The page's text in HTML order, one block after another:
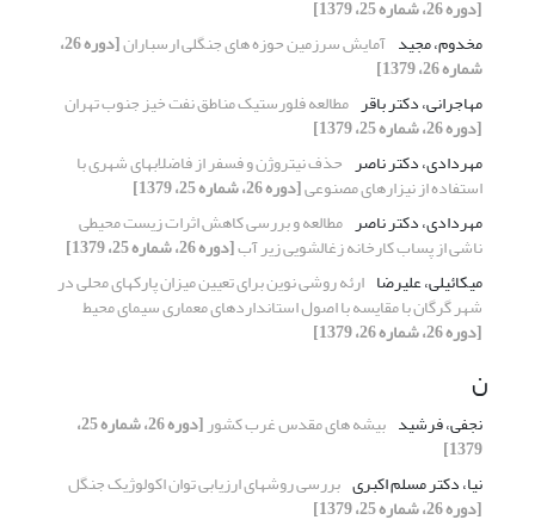
[دوره 26، شماره 25، 1379]
مخدوم، مجید آمایش سرزمین حوزه های جنگلی ارسباران [دوره 26،
شماره 26، 1379]
مهاجرانی، دکتر باقر مطالعه فلورستیک مناطق نفت خیز جنوب تهران
[دوره 26، شماره 25، 1379]
مهردادی، دکتر ناصر حذف نیتروژن و فسفر از فاضلابهای شهری با
استفاده از نیزارهای مصنوعی[دوره 26، شماره 25، 1379]
مهردادی، دکتر ناصر مطالعه و بررسی کاهش اثرات زیست محیطی
ناشی از پساب کارخانه زغالشویی زیر آب[دوره 26، شماره 25، 1379]
میکائیلی، علیرضا ارئه روشی نوین برای تعیین میزان پارکهای محلی در
شهر گرگان با مقایسه با اصول استانداردهای معماری سیمای محیط
[دوره 26، شماره 26، 1379]
ن
نجفی، فرشید بیشه های مقدس غرب کشور [دوره 26، شماره 25،
1379]
نیا، دکتر مسلم اکبری بررسی روشهای ارزیابی توان اکولوژیک جنگل
[دوره 26، شماره 25، 1379]